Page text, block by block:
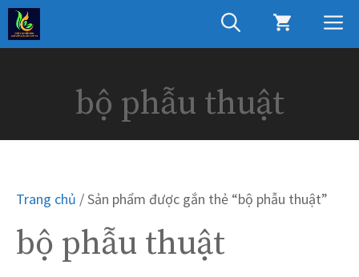
Chuyển
đến
nội
bộ phẫu thuật
Trang chủ / Sản phẩm được gắn thẻ “bộ phẫu thuật”
bộ phẫu thuật